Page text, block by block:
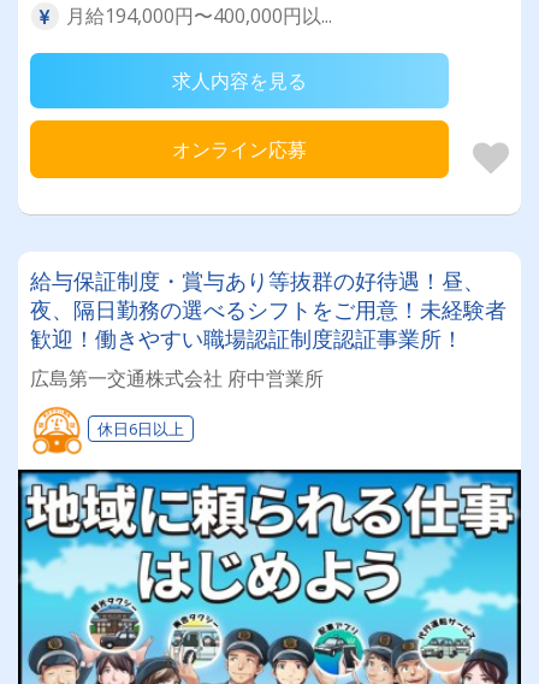
月給194,000円〜400,000円以...
求人内容を見る
オンライン応募
給与保証制度・賞与あり等抜群の好待遇！昼、
夜、隔日勤務の選べるシフトをご用意！未経験者
歓迎！働きやすい職場認証制度認証事業所！
広島第一交通株式会社 府中営業所
休日6日以上